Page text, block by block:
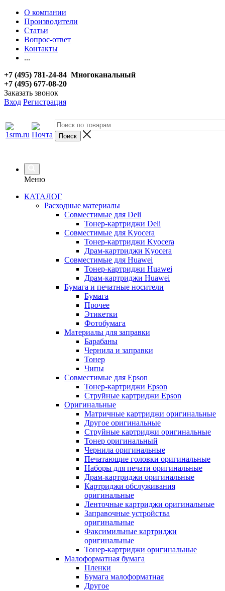
О компании
Производители
Статьи
Вопрос-ответ
Контакты
...
+7 (495) 781-24-84 Многоканальный
+7 (495) 677-08-20
Заказать звонок
Вход Регистрация
Меню
КАТАЛОГ
Расходные материалы
Совместимые для Deli
Тонер-картриджи Deli
Совместимые для Kyocera
Тонер-картриджи Kyocera
Драм-картриджи Kyocera
Совместимые для Huawei
Тонер-картриджи Huawei
Драм-картриджи Huawei
Бумага и печатные носители
Бумага
Прочее
Этикетки
Фотобумага
Материалы для заправки
Барабаны
Чернила и заправки
Тонер
Чипы
Совместимые для Epson
Тонер-картриджи Epson
Струйные картриджи Epson
Оригинальные
Матричные картриджи оригинальные
Другое оригинальные
Струйные картриджи оригинальные
Тонер оригинальный
Чернила оригинальные
Печатающие головки оригинальные
Наборы для печати оригинальные
Драм-картриджи оригинальные
Картриджи обслуживания
оригинальные
Ленточные картриджи оригинальные
Заправочные устройства
оригинальные
Факсимильные картриджи
оригинальные
Тонер-картриджи оригинальные
Малоформатная бумага
Пленки
Бумага малоформатная
Другое